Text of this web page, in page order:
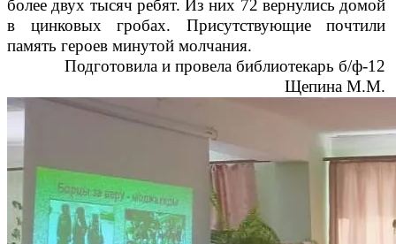
более двух тысяч ребят. Из них 72 вернулись домой
в цинковых гробах. Присутствующие почтили
память героев минутой молчания.
Подготовила и провела библиотекарь б/ф-12
Щепина М.М.